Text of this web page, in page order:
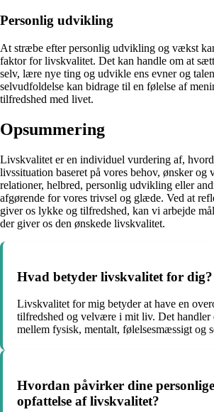
Personlig udvikling
At stræbe efter personlig udvikling og vækst
faktor for livskvalitet. Det kan handle om at
selv, lære nye ting og udvikle ens evner og
selvudfoldelse kan bidrage til en følelse af
tilfredshed med livet.
Opsummering
Livskvalitet er en individuel vurdering af,
livssituation baseret på vores behov, ønsker
relationer, helbred, personlig udvikling eller
afgørende for vores trivsel og glæde. Ved at
giver os lykke og tilfredshed, kan vi arbejde
der giver os den ønskede livskvalitet.
Hvad betyder livskvalitet for dig?
Livskvalitet for mig betyder at have en
tilfredshed og velvære i mit liv. Det handler
mellem fysisk, mentalt, følelsesmæssigt og
Hvordan påvirker dine
opfattelse af livskvalitet?